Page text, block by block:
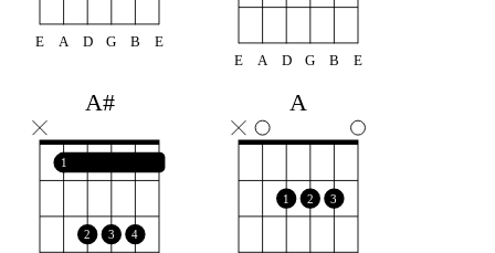
E A D G B E
E A D G B E
A#
1
2 3 4
A
1 2 3